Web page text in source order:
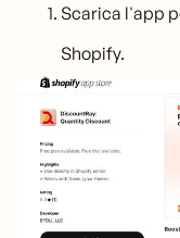
Scarica l'app
Shopify.